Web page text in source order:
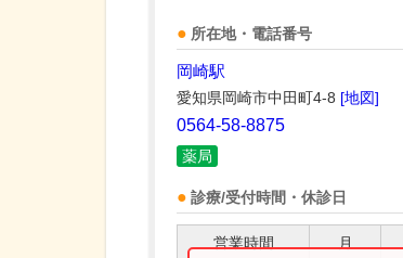
所在地・電話番号
岡崎駅
愛知県岡崎市中田町4-8 [地図]
0564-58-8875
薬局
診療/受付時間・休診日
営業時間 月